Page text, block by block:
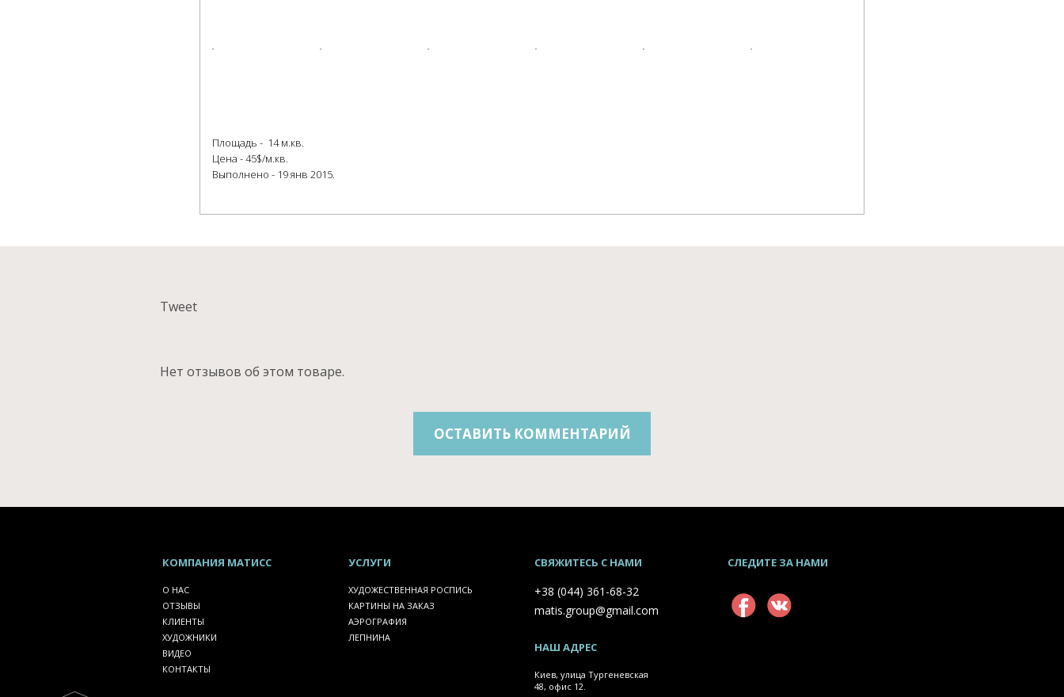
Площадь - 14 м.кв.
Цена - 45$/м.кв.
Выполнено - 19 янв 2015.
Tweet
Нет отзывов об этом товаре.
ОСТАВИТЬ КОММЕНТАРИЙ
КОМПАНИЯ МАТИСС
О НАС
ОТЗЫВЫ
КЛИЕНТЫ
ХУДОЖНИКИ
ВИДЕО
КОНТАКТЫ
УСЛУГИ
ХУДОЖЕСТВЕННАЯ РОСПИСЬ
КАРТИНЫ НА ЗАКАЗ
АЭРОГРАФИЯ
ЛЕПНИНА
СВЯЖИТЕСЬ С НАМИ
+38 (044) 361-68-32
matis.group@gmail.com
НАШ АДРЕС
Киев, улица Тургеневская
48, офис 12.
СЛЕДИТЕ ЗА НАМИ